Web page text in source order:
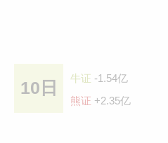
10日 牛证 -1.54亿
熊证 +2.35亿